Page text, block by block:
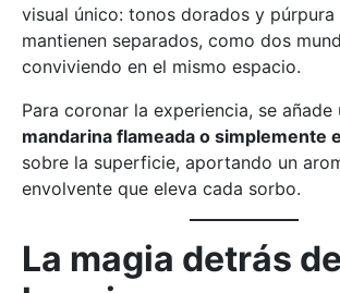
visual único: tonos dorados y púrpura
mantienen separados, como dos
conviviendo en el mismo espacio.
Para coronar la experiencia, se añade
mandarina flameada o simplemente
sobre la superficie, aportando un
envolvente que eleva cada sorbo.
La magia detrás